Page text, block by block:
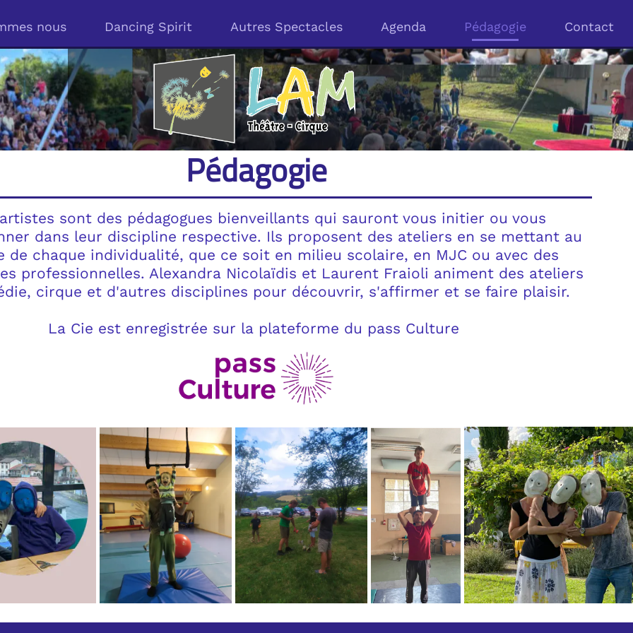
nous Dancing Spirit Autres Spectacles Agenda Pédagogie Contact
Dancing Spirit Autres Spectacles Agenda Pédagogie Contact
Pédagogie
pédagogues bienveillants qui sauront vous initier ou vous
discipline respective. Ils proposent des ateliers en se mettant au
que ce soit en milieu scolaire, en MJC ou avec des
Alexandra Nicolaïdis et Laurent Fraioli animent des ateliers
d'autres disciplines pour découvrir, s'affirmer et se faire plaisir.
est enregistrée sur la plateforme du pass Culture
